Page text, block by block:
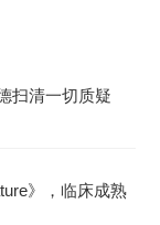
扫清一切质疑
》，临床成熟